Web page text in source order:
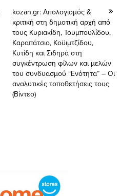
kozan.gr: Απολογισμός &
κριτική στη δημοτική αρχή από
τους Κυριακίδη, Τουμπουλίδου,
Καραπάτσιο, Κοϋιμτζίδου,
Κυτίδη και Σιδηρά στη
συγκέντρωση φίλων και μελών
του συνδυασμού “Ενότητα” – Οι
αναλυτικές τοποθετήσεις τους
(Βίντεο)